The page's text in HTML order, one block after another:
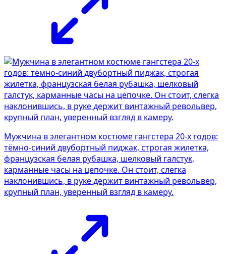
Мужчина в элегантном костюме гангстера 20-х годов:
тёмно-синий двубортный пиджак, строгая жилетка,
французская белая рубашка, шелковый галстук,
карманные часы на цепочке. Он стоит, слегка
наклонившись, в руке держит винтажный револьвер,
крупный план, уверенный взгляд в камеру.